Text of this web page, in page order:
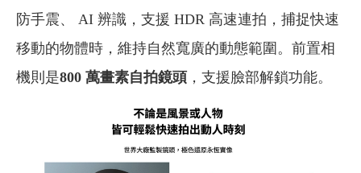
防手震、 AI 辨識，支援 HDR 高速連拍，捕捉快速
移動的物體時，維持自然寬廣的動態範圍。前置相
機則是800 萬畫素自拍鏡頭 ，支援臉部解鎖功能。